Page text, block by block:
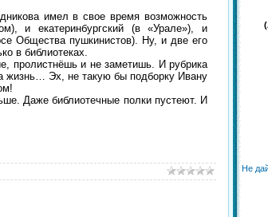
имел в свое время возможность
и екатеринбургский (в «Урале»), и
Общества пушкинистов). Ну, и две его
в библиотеках.
пролистнёшь и не заметишь. И рубрика
жизнь… Эх, не такую бы подборку Ивану
Даже библиотечные полки пустеют. И
Не